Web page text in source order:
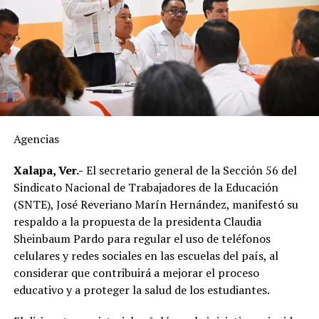
bodegas y posteriormente distribuido hacia estados
como Veracruz, por lo que el tiempo de traslado puede
influir en sus condiciones de conservación si no se
mantiene la temperatura adecuada.
El dirigente sostuvo que México cuenta con la capacidad
suficiente para abastecer la demanda nacional, por lo
que consideró innecesaria la importación de este
En ese sentido, exhortó a la población a revisar el origen
del huevo antes de comprarlo y dar preferencia al
producto nacional, al asegurar que ofrece mayor
frescura y calidad, además de respaldar la economía de
miles de familias dedicadas a la actividad avícola.
Finalmente, destacó que entre Veracruz y Puebla
operan ocho empresas productoras con más de 350
Agencias
Xalapa, Ver.- El secretario general de la Sección 56 del
Sindicato Nacional de Trabajadores de la Educación
(SNTE), José Reveriano Marín Hernández, manifestó su
respaldo a la propuesta de la presidenta Claudia
Sheinbaum Pardo para regular el uso de teléfonos
celulares y redes sociales en las escuelas del país, al
considerar que contribuirá a mejorar el proceso
educativo y a proteger la salud de los estudiantes.